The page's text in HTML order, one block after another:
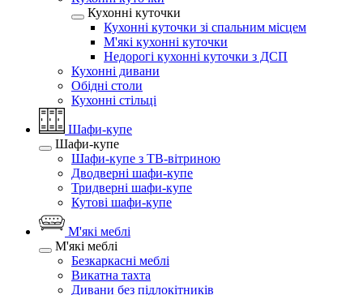
Кухонні куточки
Кухонні куточки зі спальним місцем
М'які кухонні куточки
Недорогі кухонні куточки з ДСП
Кухонні дивани
Обідні столи
Кухонні стільці
Шафи-купе
Шафи-купе
Шафи-купе з ТВ-вітриною
Дводверні шафи-купе
Тридверні шафи-купе
Кутові шафи-купе
М'які меблі
М'які меблі
Безкаркасні меблі
Викатна тахта
Дивани без підлокітників